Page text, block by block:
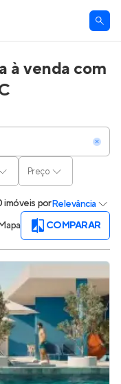
à venda com
Preço
imóveis porRelevância
COMPARAR